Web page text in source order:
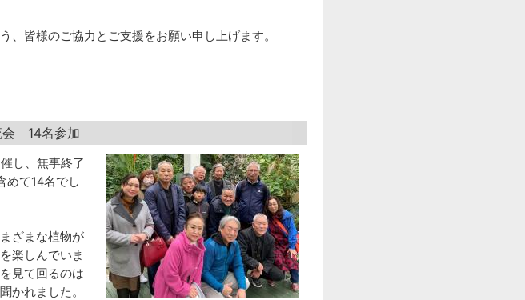
皆様のご協力とご支援をお願い申し上げます。
会 14名参加
し、無事終了
めて14名でし
ざまな植物が
楽しんでいま
見て回るのは
かれました。